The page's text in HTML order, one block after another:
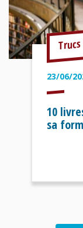
23/06/
10
sa